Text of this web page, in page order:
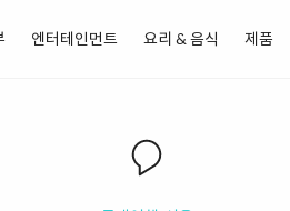
엔터테인먼트 요리 & 음식 제품